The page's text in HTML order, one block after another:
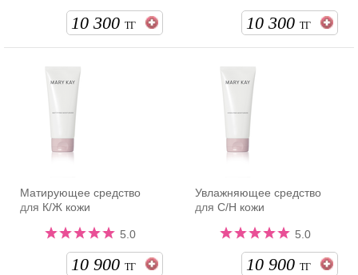
10 300 ТГ 10 300 ТГ
Матирующее средство
для К/Ж кожи
5.0
10 900 ТГ
Увлажняющее средство
для С/Н кожи
5.0
10 900 ТГ